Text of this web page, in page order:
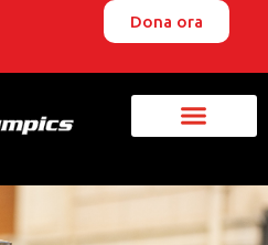
Dona ora